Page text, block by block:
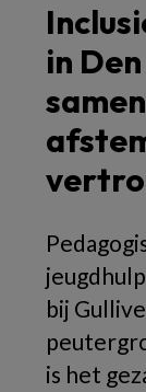
in
bij
is het